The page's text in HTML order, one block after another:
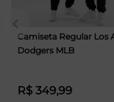
Camiseta Regular Los
Dodgers MLB
R$ 349,99